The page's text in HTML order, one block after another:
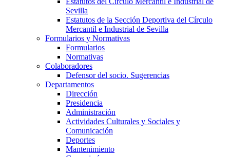
Sevilla
Estatutos de la Sección Deportiva del Círculo
Mercantil e Industrial de Sevilla
Formularios y Normativas
Formularios
Normativas
Colaboradores
Defensor del socio. Sugerencias
Departamentos
Dirección
Presidencia
Administración
Actividades Culturales y Sociales y
Comunicación
Deportes
Mantenimiento